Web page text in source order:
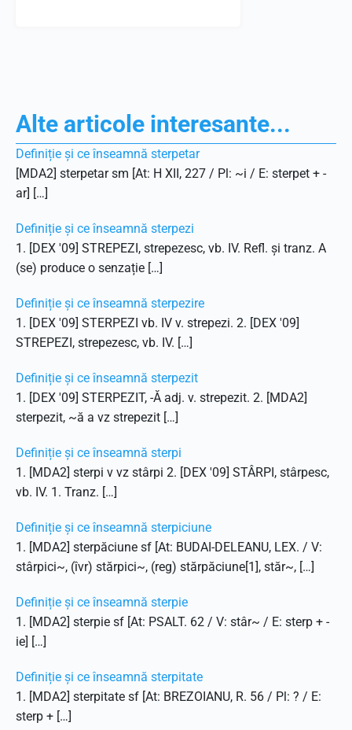
Alte articole interesante...
Definiție și ce înseamnă sterpetar
[MDA2] sterpetar sm [At: H XII, 227 / Pl: ~i / E: sterpet + -
ar] […]
Definiție și ce înseamnă sterpezi
1. [DEX '09] STREPEZI, strepezesc, vb. IV. Refl. și tranz. A
(se) produce o senzație […]
Definiție și ce înseamnă sterpezire
1. [DEX '09] STERPEZI vb. IV v. strepezi. 2. [DEX '09]
STREPEZI, strepezesc, vb. IV. […]
Definiție și ce înseamnă sterpezit
1. [DEX '09] STERPEZIT, -Ă adj. v. strepezit. 2. [MDA2]
sterpezit, ~ă a vz strepezit […]
Definiție și ce înseamnă sterpi
1. [MDA2] sterpi v vz stârpi 2. [DEX '09] STÂRPI, stârpesc,
vb. IV. 1. Tranz. […]
Definiție și ce înseamnă sterpiciune
1. [MDA2] sterpăciune sf [At: BUDAI-DELEANU, LEX. / V:
stârpici~, (îvr) stărpici~, (reg) stărpăciune[1], stăr~, […]
Definiție și ce înseamnă sterpie
1. [MDA2] sterpie sf [At: PSALT. 62 / V: stâr~ / E: sterp + -
ie] […]
Definiție și ce înseamnă sterpitate
1. [MDA2] sterpitate sf [At: BREZOIANU, R. 56 / Pl: ? / E:
sterp + […]